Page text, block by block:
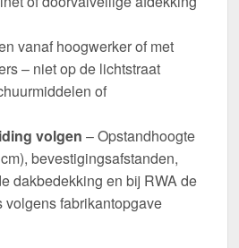
vanaf hoogwerker of met
– niet op de lichtstraat
of
volgen – Opstandhoogte
bevestigingsafstanden,
dakbedekking en bij RWA de
volgens fabrikantopgave